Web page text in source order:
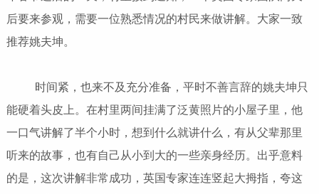
后要来参观，需要一位熟悉情况的村民来做讲解。大家一致
推荐姚夫坤。
时间紧，也来不及充分准备，平时不善言辞的姚夫坤只
能硬着头皮上。在村里两间挂满了泛黄照片的小屋子里，他
一口气讲解了半个小时，想到什么就讲什么，有从父辈那里
听来的故事，也有自己从小到大的一些亲身经历。出乎意料
的是，这次讲解非常成功，英国专家连连竖起大拇指，夸这